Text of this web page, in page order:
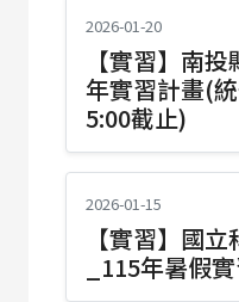
2026-01-20
【實習】南
年實習計畫(
5:00截止)
2026-01-15
【實習】國
_115年暑假